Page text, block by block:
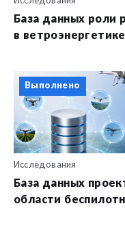
База данных роли
в
Выполнено
Исследования
База данных
области